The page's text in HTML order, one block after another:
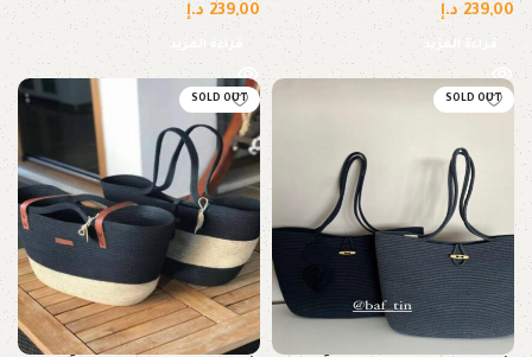
239,00 د.إ
قراءة المزيد
239,00 د.إ
قراءة المزيد
SOLD OUT
SOLD OUT